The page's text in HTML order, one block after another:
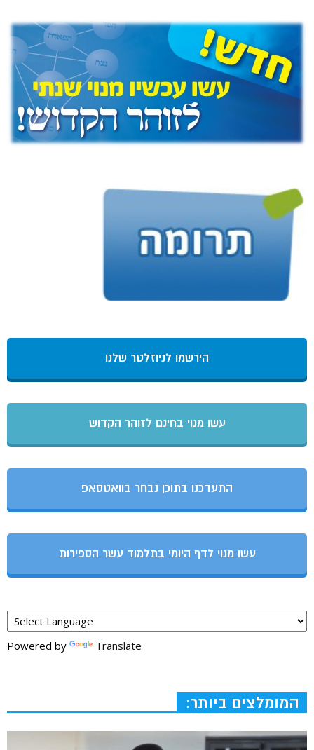
הירשמו לניוזלטר שלנו
עשו מנוי בחינם לזוהר הקדוש
התעדכנו בתוכן נבחר בוואטסאפ
עשו מנוי לדף היומי בתלמוד עשר הספירות
Powered by Translate
המומלצים ביותר: